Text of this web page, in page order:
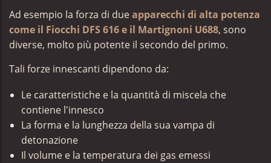
Ad esempio la forza di dueapparecchi di alta potenza
come il Fiocchi DFS 616 e il Martignoni U688, sono
diverse, molto più potente il secondo del primo.
Tali forze innescanti dipendono da:
Le caratteristiche e la quantità di miscela che
contiene l'innesco
La forma e la lunghezza della sua vampa di
detonazione
Il volume e la temperatura dei gas emessi